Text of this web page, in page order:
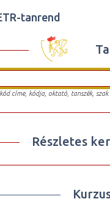
tanrend
címe, kódja, oktató, tanszék,
Részletes